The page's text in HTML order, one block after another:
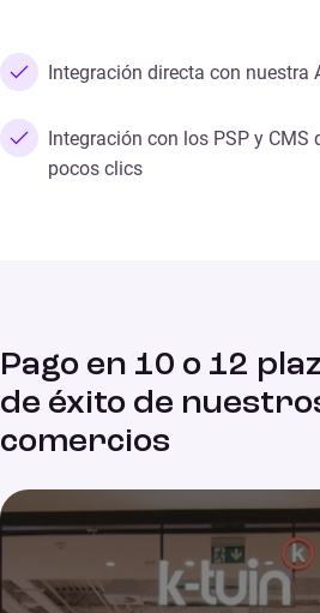
Integración directa con nuestra
Integración con los PSP y CMS
pocos clics
Pago en 10 o 12
de éxito de
comercios